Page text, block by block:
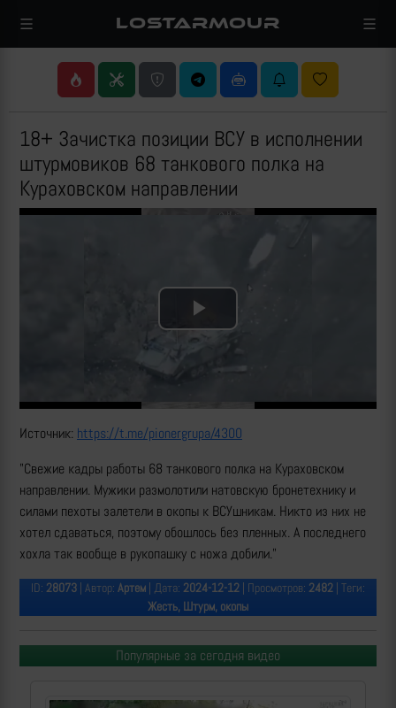
LOSTARMOUR
18+ Зачистка позиции ВСУ в исполнении
штурмовиков 68 танкового полка на
Кураховском направлении
Play
Video
Источник: https://t.me/pionergrupa/4300
"Свежие кадры работы 68 танкового полка на Кураховском
направлении. Мужики размолотили натовскую бронетехнику и
силами пехоты залетели в окопы к ВСУшникам. Никто из них не
хотел сдаваться, поэтому обошлось без пленных. А последнего
хохла так вообще в рукопашку с ножа добили."
ID: 28073 | Автор: Артем | Дата: 2024-12-12 | Просмотров: 2482 | Теги:
Жесть, Штурм, окопы
Популярные за сегодня видео